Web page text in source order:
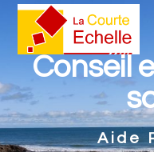
Conseil
Aide